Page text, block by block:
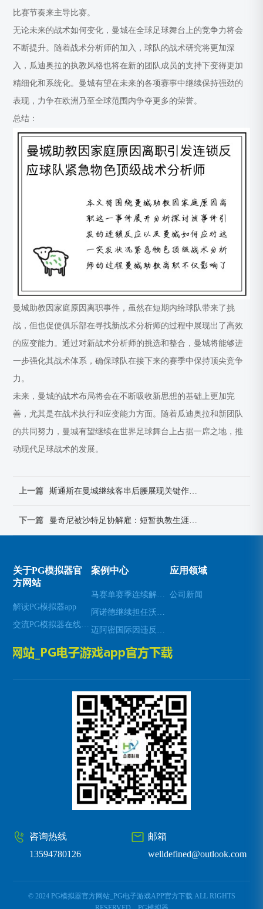
比赛节奏来主导比赛。
无论未来的战术如何变化，曼城在全球足球舞台上的竞争力将会
不断提升。随着战术分析师的加入，球队的战术研究将更加深
入，瓜迪奥拉的执教风格也将在新的团队成员的支持下变得更加
精细化和系统化。曼城有望在未来的各项赛事中继续保持强劲的
表现，力争在欧洲乃至全球范围内争夺更多的荣誉。
总结：
曼城助教因家庭原因离职事件，虽然在短期内给球队带来了挑
战，但也促使俱乐部在寻找新战术分析师的过程中展现出了高效
的应变能力。通过对新战术分析师的挑选和整合，曼城将能够进
一步强化其战术体系，确保球队在接下来的赛季中保持顶尖竞争
力。
未来，曼城的战术布局将会在不断吸收新思想的基础上更加完
善，尤其是在战术执行和应变能力方面。随着瓜迪奥拉和新团队
的共同努力，曼城有望继续在世界足球舞台上占据一席之地，推
动现代足球战术的发展。
上一篇
下一篇
关于PG模拟器官
方网站
解读PG模拟器app
案例中心 应用领域
公司新闻
邮箱
welldefined@outlook.com
咨询热线
13594780126
© 2024 PG模拟器官方网站_PG电子游戏APP官方下载 ALL RIGHTS